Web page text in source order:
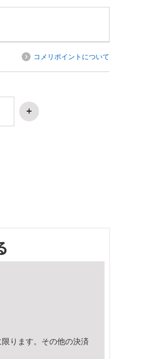
コメリポイントについて
ります。その他の決済